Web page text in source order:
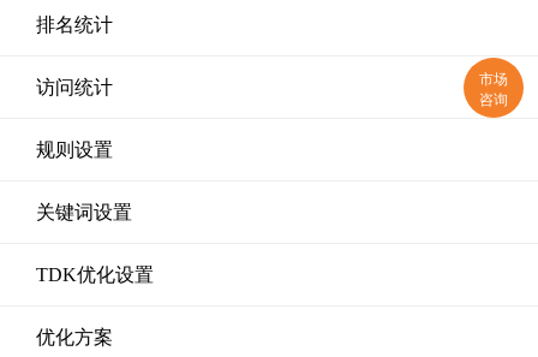
排名统计
访问统计
规则设置
关键词设置
TDK优化设置
优化方案
市场
咨询